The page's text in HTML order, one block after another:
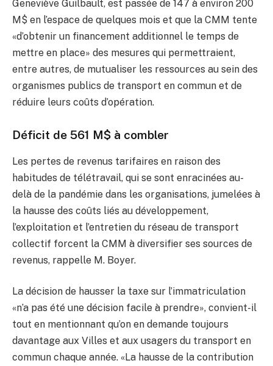
Geneviève Guilbault, est passée de 147 à environ 200
M$ en l’espace de quelques mois et que la CMM tente
«d’obtenir un financement additionnel le temps de
mettre en place» des mesures qui permettraient,
entre autres, de mutualiser les ressources au sein des
organismes publics de transport en commun et de
réduire leurs coûts d’opération.
Déficit de 561 M$ à combler
Les pertes de revenus tarifaires en raison des
habitudes de télétravail, qui se sont enracinées au-
delà de la pandémie dans les organisations, jumelées à
la hausse des coûts liés au développement,
l’exploitation et l’entretien du réseau de transport
collectif forcent la CMM à diversifier ses sources de
revenus, rappelle M. Boyer.
La décision de hausser la taxe sur l’immatriculation
«n’a pas été une décision facile à prendre», convient-il
tout en mentionnant qu’on en demande toujours
davantage aux Villes et aux usagers du transport en
commun chaque année. «La hausse de la contribution